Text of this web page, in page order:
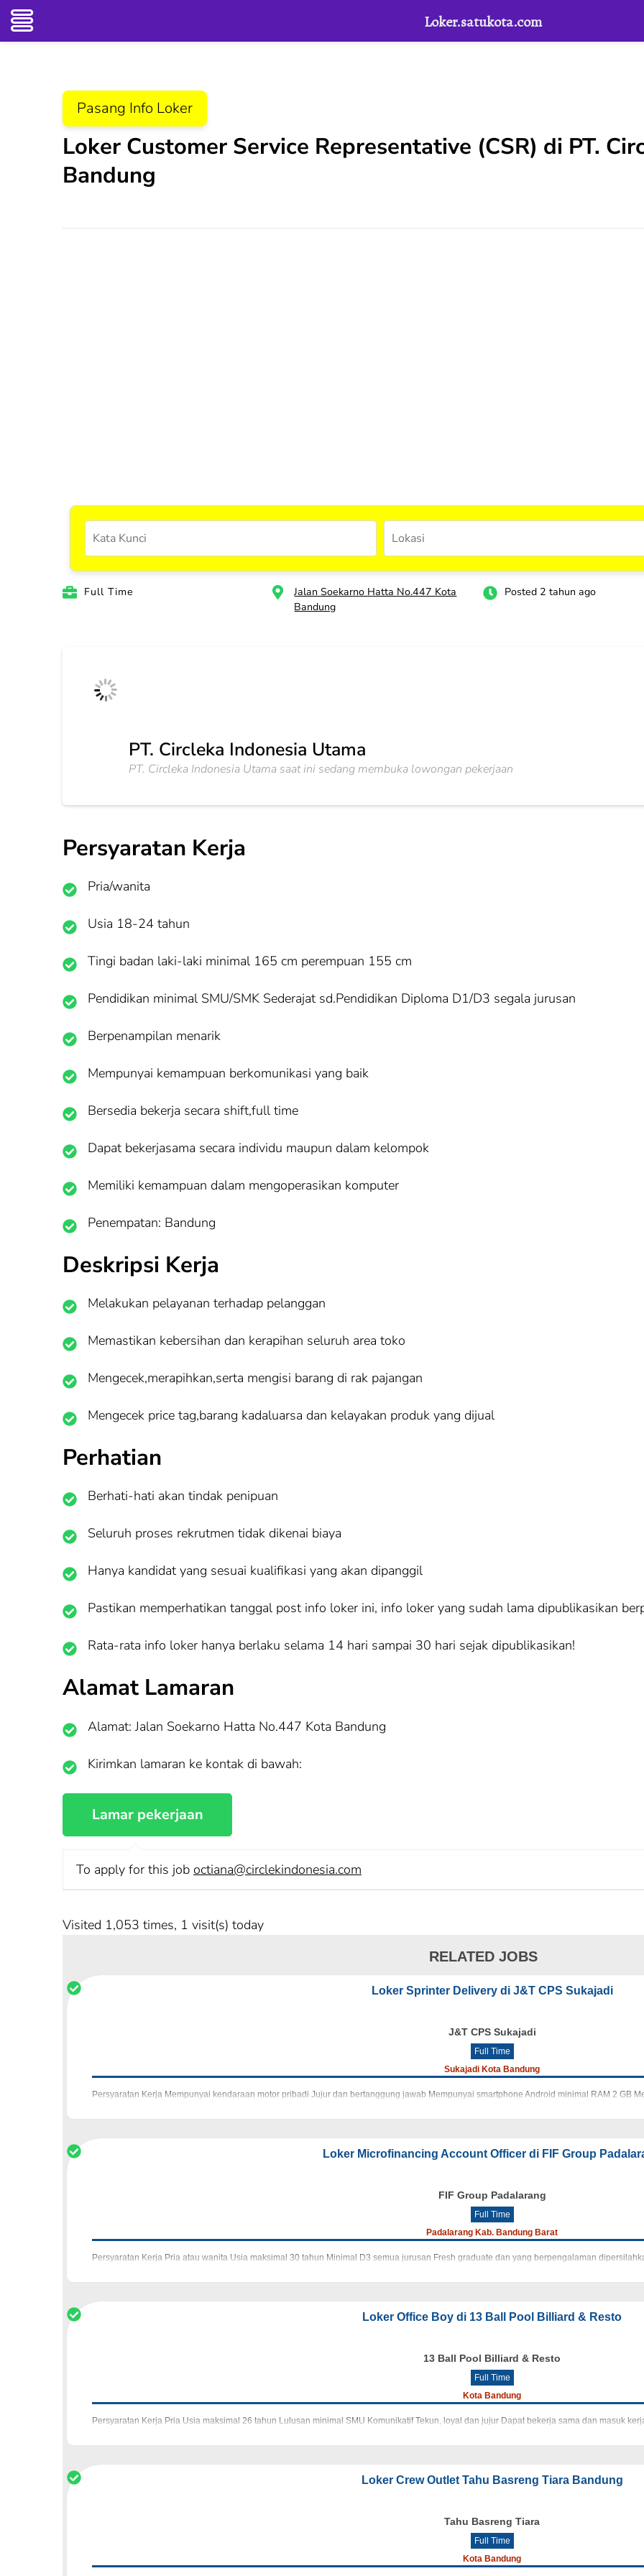
Pasang Info Loker
Loker Customer Service Representative (CSR) di PT.
Bandung
Full Time
Jalan Soekarno Hatta No.447 Kota
Bandung
Posted 2 tahun ago
PT. Circleka Indonesia Utama
PT. Circleka Indonesia Utama saat ini sedang membuka lowongan pekerjaan
Persyaratan Kerja
Pria/wanita
Usia 18-24 tahun
Tingi badan laki-laki minimal 165 cm perempuan 155 cm
Pendidikan minimal SMU/SMK Sederajat sd.Pendidikan Diploma D1/D3 segala jurusan
Berpenampilan menarik
Mempunyai kemampuan berkomunikasi yang baik
Bersedia bekerja secara shift,full time
Dapat bekerjasama secara individu maupun dalam kelompok
Memiliki kemampuan dalam mengoperasikan komputer
Penempatan: Bandung
Deskripsi Kerja
Melakukan pelayanan terhadap pelanggan
Memastikan kebersihan dan kerapihan seluruh area toko
Mengecek,merapihkan,serta mengisi barang di rak pajangan
Mengecek price tag,barang kadaluarsa dan kelayakan produk yang dijual
Perhatian
Berhati-hati akan tindak penipuan
Seluruh proses rekrutmen tidak dikenai biaya
Hanya kandidat yang sesuai kualifikasi yang akan dipanggil
Pastikan memperhatikan tanggal post info loker ini, info loker yang sudah lama dipublikasikan
Rata-rata info loker hanya berlaku selama 14 hari sampai 30 hari sejak dipublikasikan!
Alamat Lamaran
Alamat: Jalan Soekarno Hatta No.447 Kota Bandung
Kirimkan lamaran ke kontak di bawah:
To apply for this job octiana@circlekindonesia.com
Visited 1,053 times, 1 visit(s) today
RELATED JOBS
Loker Sprinter Delivery di J&T CPS Sukajadi
J&T CPS Sukajadi
Full Time
Sukajadi Kota Bandung
Persyaratan Kerja Mempunyai kendaraan motor pribadi Jujur dan bertanggung jawab Mempunyai smartphone Android minimal RAM 2 GB
Loker Microfinancing Account Officer di FIF Group
FIF Group Padalarang
Full Time
Padalarang Kab. Bandung Barat
Persyaratan Kerja Pria atau wanita Usia maksimal 30 tahun Minimal D3 semua jurusan Fresh graduate dan yang berpengalaman
Loker Office Boy di 13 Ball Pool Billiard & Resto
13 Ball Pool Billiard & Resto
Full Time
Kota Bandung
Persyaratan Kerja Pria Usia maksimal 26 tahun Lulusan minimal SMU Komunikatif Tekun, loyal dan jujur Dapat bekerja sama dan masuk
Loker Crew Outlet Tahu Basreng Tiara Bandung
Tahu Basreng Tiara
Full Time
Kota Bandung
Loker.satukota.com